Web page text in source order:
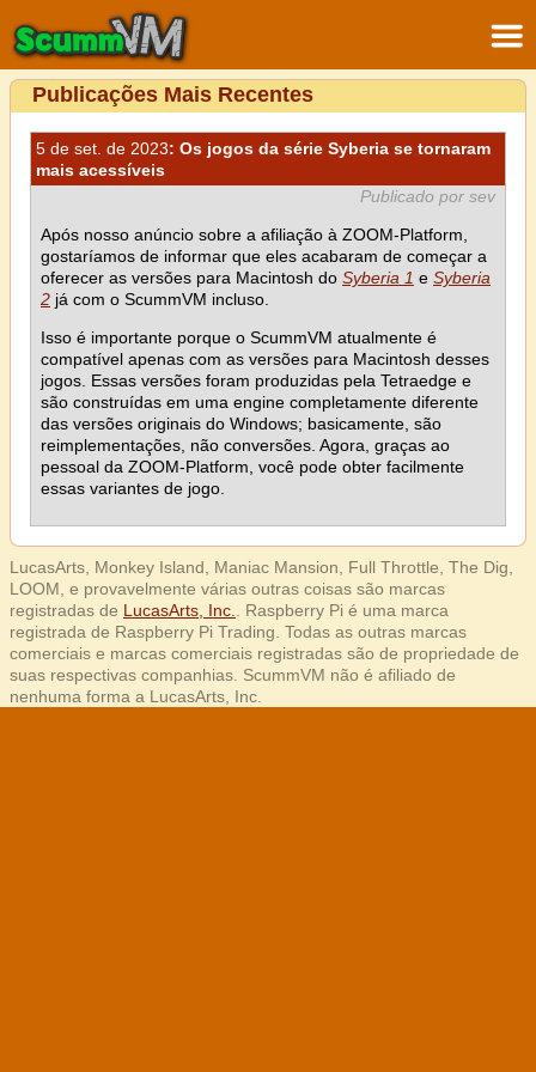
Publicações Mais Recentes
5 de set. de 2023: Os jogos da série Syberia se tornaram
mais acessíveis
Publicado por sev
Após nosso anúncio sobre a afiliação à ZOOM-Platform,
gostaríamos de informar que eles acabaram de começar a
oferecer as versões para Macintosh do Syberia 1 e Syberia
2 já com o ScummVM incluso.
Isso é importante porque o ScummVM atualmente é
compatível apenas com as versões para Macintosh desses
jogos. Essas versões foram produzidas pela Tetraedge e
são construídas em uma engine completamente diferente
das versões originais do Windows; basicamente, são
reimplementações, não conversões. Agora, graças ao
pessoal da ZOOM-Platform, você pode obter facilmente
essas variantes de jogo.
LucasArts, Monkey Island, Maniac Mansion, Full Throttle, The Dig,
LOOM, e provavelmente várias outras coisas são marcas
registradas de LucasArts, Inc.
. Raspberry Pi é uma marca
registrada de Raspberry Pi Trading. Todas as outras marcas
comerciais e marcas comerciais registradas são de propriedade de
suas respectivas companhias. ScummVM não é afiliado de
nenhuma forma a LucasArts, Inc.